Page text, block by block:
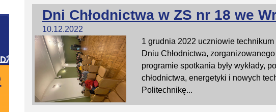
Dni Chłodnictwa w ZS nr 18 we
10.12.2022
1 grudnia 2022 uczniowie
Dniu Chłodnictwa,
programie spotkania były wykłady,
chłodnictwa, energetyki i nowych
Politechnikę...